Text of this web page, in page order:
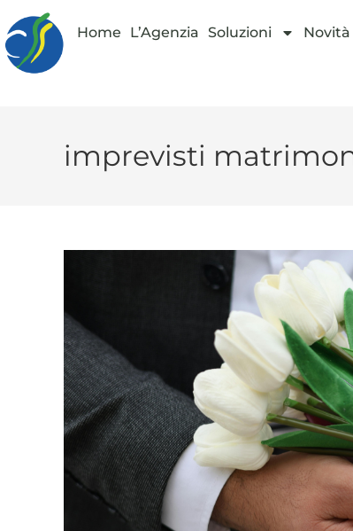
Home L’Agenzia Soluzioni Novità
imprevisti